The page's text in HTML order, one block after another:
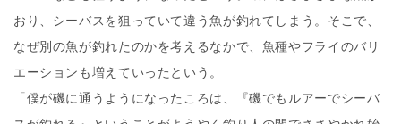
おり、シーバスを狙っていて違う魚が釣れてしまう。そこで、
なぜ別の魚が釣れたのかを考えるなかで、魚種やフライのバリ
エーションも増えていったという。
「僕が磯に通うようになったころは、『磯でもルアーでシーバ